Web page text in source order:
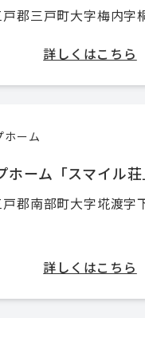
郡三戸町大字梅内字
詳しくはこちら
ホーム
ホーム「スマイル荘
郡南部町大字埖渡字
詳しくはこちら